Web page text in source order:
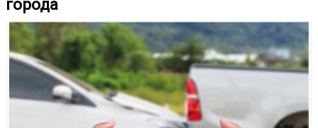
города